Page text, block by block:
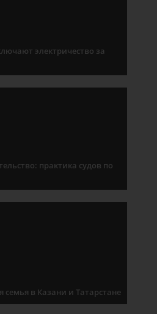
электричество за
практика судов по
в Казани и Татарстане